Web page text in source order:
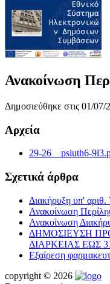
Ανακοίνωση
Δημοσιεύθηκε στις 01/
Αρχεία
29-26__psiuth6-
Σχετικά άρθρα
Διακήρυξη υπ'
Ανακοίνωση
Ανακοίνωση
ΔΗΜΟΣΙΕΥΣΗ
ΔΙΑΡΚΕΙΑΣ ΕΩΣ
Εξαίρεση
copyright © 2026